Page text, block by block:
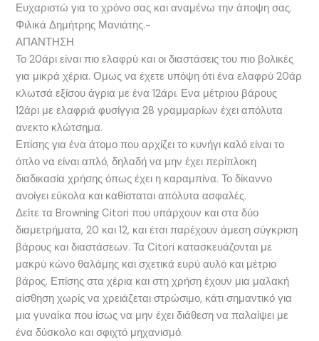
Ευχαριστώ για το χρόνο σας και αναμένω την άποψη σας.
Φιλικά Δημήτρης Μανιάτης.-
ΑΠΑΝΤΗΣΗ
Το 20άρι είναι πιο ελαφρύ και οι διαστάσεις του πιο βολικές
για μικρά χέρια. Ομως να έχετε υπόψη ότι ένα ελαφρύ 20άρ
κλωτσά εξίσου άγρια με ένα 12άρι. Ενα μέτριου βάρους
12άρι με ελαφριά φυσίγγια 28 γραμμαρίων έχει απόλυτα
ανεκτο κλώτσημα.
Επίσης για ένα άτομο που αρχίζει το κυνήγι καλό είναι το
όπλο να είναι απλό, δηλαδή να μην έχει περίπλοκη
διαδικασία χρήσης όπως έχει η καραμπίνα. Το δίκαννο
ανοίγει εύκολα και καθίσταται απόλυτα ασφαλές.
Δείτε τα Browning Citori που υπάρχουν και στα δύο
διαμετρήματα, 20 και 12, και έτσι παρέχουν άμεση σύγκριση
βάρους και διαστάσεων. Τα Citori κατασκευάζονται με
μακρύ κώνο θαλάμης και σχετικά ευρύ αυλό και μέτριο
βάρος. Επίσης στα χέρια και στη χρήση έχουν μια μαλακή
αίσθηση χωρίς να χρειάζεται στρώσιμο, κάτι σημαντικό για
μια γυναίκα που ίσως να μην έχει διάθεση να παλαίψει με
ένα δύσκολο και σφιχτό μηχανισμό.